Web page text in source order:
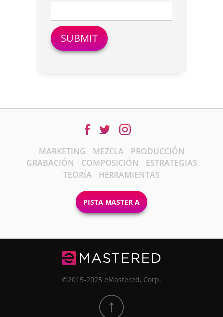
MARKETING MEZCLA
PRODUCCIÓN
GRABACIÓN
COMPOSICIÓN
ESTRATEGIAS
TEORÍA
HERRAMIENTAS
PISTA MASTER A
©2015-2025 eMastered, Corp.